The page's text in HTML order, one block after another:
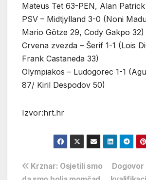
Mateus Tet 63-PEN, Alan Patrick
PSV – Midtjylland 3-0 (Noni
Mario Götze 29, Cody Gakpo 32)
Crvena zvezda – Šerif 1-1 (Lois
Frank Castaneda 33)
Olympiakos – Ludogorec 1-1
87/ Kiril Despodov 50)
Izvor:hrt.hr
Navigacija
Krznar: Osjetili smo